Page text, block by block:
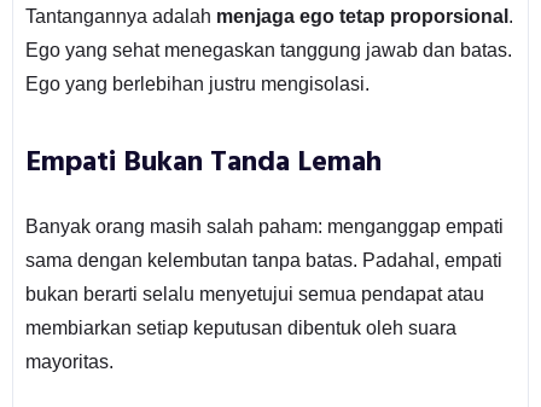
Tantangannya adalah menjaga ego tetap proporsional .
Ego yang sehat menegaskan tanggung jawab dan batas.
Ego yang berlebihan justru mengisolasi.
Empati Bukan Tanda Lemah
Banyak orang masih salah paham: menganggap empati
sama dengan kelembutan tanpa batas. Padahal, empati
bukan berarti selalu menyetujui semua pendapat atau
membiarkan setiap keputusan dibentuk oleh suara
mayoritas.